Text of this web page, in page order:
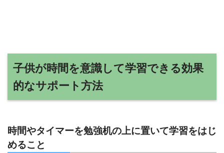
子供が時間を意識して学習できる効果
的なサポート方法
時間やタイマーを勉強机の上に置いて学習をはじ
めること